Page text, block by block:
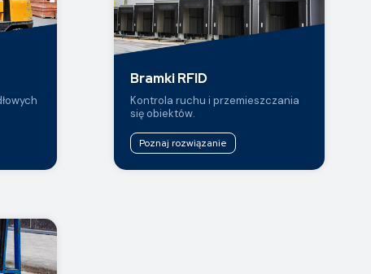
Bramki RFID
Kontrola ruchu i przemieszczania
się obiektów.
Poznaj rozwiązanie